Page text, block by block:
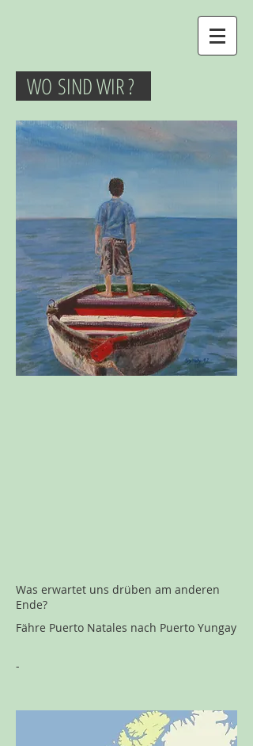
WO SIND WIR ?
Was erwartet uns drüben am anderen
Ende?
Fähre Puerto Natales nach Puerto Yungay
-